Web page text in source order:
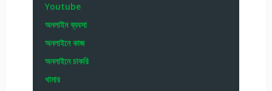
Youtube
অনলাইন ব্যবসা
অনলাইনে কাজ
অনলাইনে চাকরি
খামার